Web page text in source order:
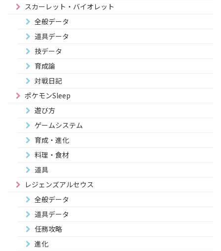
スカーレット・バイオレット
全般データ
道具データ
技データ
育成論
対戦日記
ポケモンSleep
遊び方
ゲームシステム
育成・進化
料理・食材
道具
レジェンズアルセウス
全般データ
道具データ
任務攻略
進化